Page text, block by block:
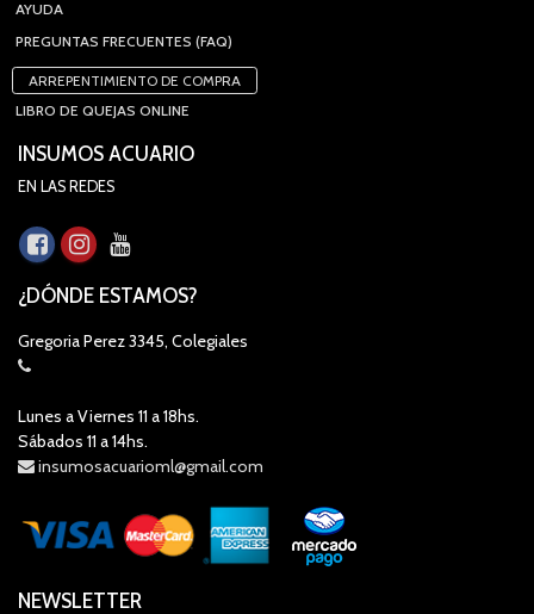
AYUDA
PREGUNTAS FRECUENTES (FAQ)
ARREPENTIMIENTO DE COMPRA
LIBRO DE QUEJAS ONLINE
INSUMOS ACUARIO
EN LAS REDES
¿DÓNDE ESTAMOS?
Gregoria Perez 3345, Colegiales
Lunes a Viernes 11 a 18hs.
Sábados 11 a 14hs.
insumosacuarioml@gmail.com
NEWSLETTER